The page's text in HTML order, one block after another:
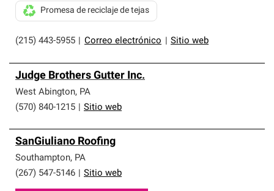
(215) 443-5955 Correo electrónico Sitio web
Promesa de reciclaje de tejas
Judge Brothers Gutter Inc.
West Abington, PA
(570) 840-1215
Sitio web
SanGiuliano Roofing
Southampton, PA
(267) 547-5146
Sitio web